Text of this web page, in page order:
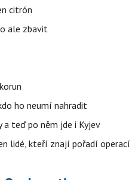
citrón
ale zbavit
ho neumí nahradit
a teď po něm jde i Kyjev
lidé, kteří znají pořadí operací